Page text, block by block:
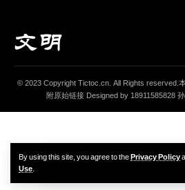
By using this site, you agree to thePrivacy Policy
Use.
© 2023 Copyright Tictoc.cn. All Rights reserved.
附原始链接 Designed by 18911585828